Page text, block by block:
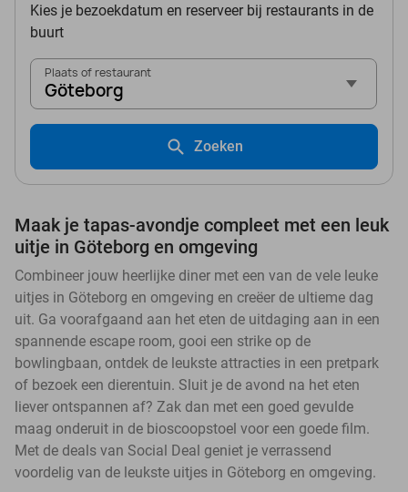
Kies je bezoekdatum en reserveer bij restaurants in de
buurt
Plaats of restaurant
Göteborg
Zoeken
Maak je tapas-avondje compleet met een leuk
uitje in Göteborg en omgeving
Combineer jouw heerlijke diner met een van de vele leuke
uitjes in Göteborg en omgeving en creëer de ultieme dag
uit. Ga voorafgaand aan het eten de uitdaging aan in een
spannende escape room, gooi een strike op de
bowlingbaan, ontdek de leukste attracties in een pretpark
of bezoek een dierentuin. Sluit je de avond na het eten
liever ontspannen af? Zak dan met een goed gevulde
maag onderuit in de bioscoopstoel voor een goede film.
Met de deals van Social Deal geniet je verrassend
voordelig van de leukste uitjes in Göteborg en omgeving.